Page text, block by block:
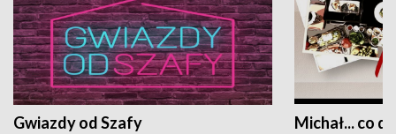
Gwiazdy od Szafy Michał... co